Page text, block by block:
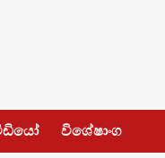
විශේෂාංග